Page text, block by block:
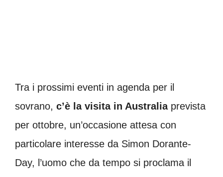
Tra i prossimi eventi in agenda per il
sovrano, c’è la visita in Australiaprevista
per ottobre, un’occasione attesa con
particolare interesse da Simon Dorante-
Day, l’uomo che da tempo si proclama il